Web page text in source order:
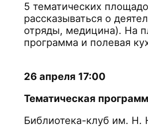
5 тематических
рассказываться о
отряды, медицина). На
программа и полевая
26 апреля 17:00
Тематическая
Библиотека-клуб им. Н.